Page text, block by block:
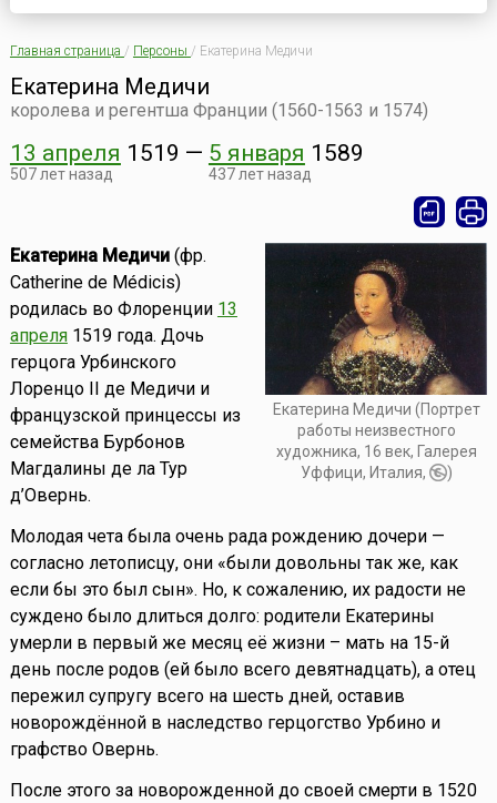
Главная страница / Персоны / Екатерина Медичи
Екатерина Медичи
королева и регентша Франции (1560-1563 и 1574)
13 апреля 1519
507 лет назад
— 5 января 1589
437 лет назад
Екатерина Медичи (Портрет
работы неизвестного
художника, 16 век, Галерея
Уффици, Италия,
)
Екатерина Медичи(фр.
Catherine de Médicis)
родилась во Флоренции 13
апреля1519 года. Дочь
герцога Урбинского
Лоренцо II де Медичи и
французской принцессы из
семейства Бурбонов
Магдалины де ла Тур
д’Овернь.
Молодая чета была очень рада рождению дочери —
согласно летописцу, они «были довольны так же, как
если бы это был сын». Но, к сожалению, их радости не
суждено было длиться долго: родители Екатерины
умерли в первый же месяц её жизни – мать на 15-й
день после родов (ей было всего девятнадцать), а отец
пережил супругу всего на шесть дней, оставив
новорождённой в наследство герцогство Урбино и
графство Овернь.
После этого за новорожденной до своей смерти в 1520